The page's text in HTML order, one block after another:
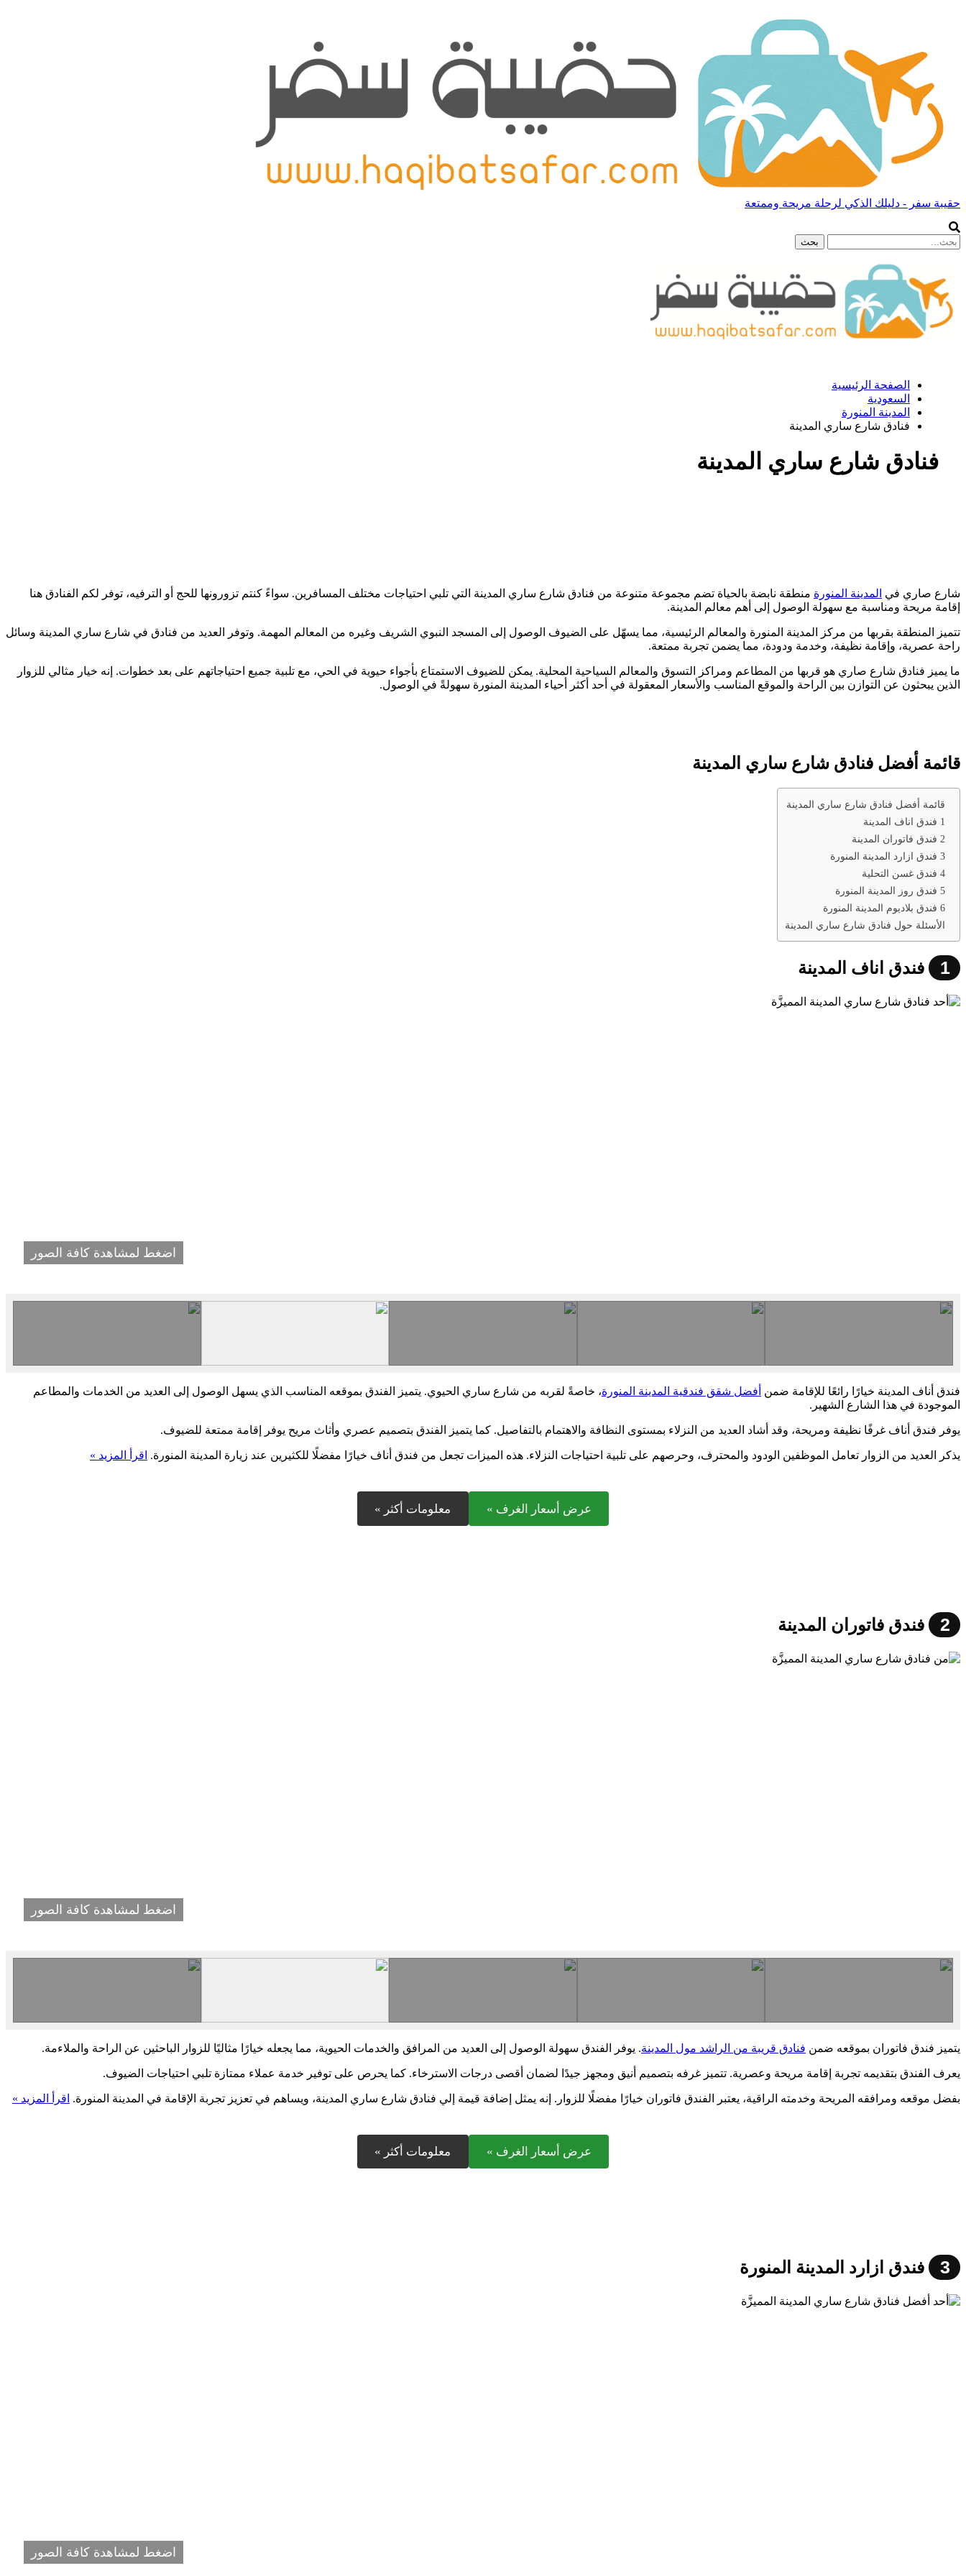
حقيبة سفر - دليلك الذكي لرحلة مريحة وممتعة
الصفحة الرئيسية
السعودية
المدينة المنورة
فنادق شارع ساري المدينة
فنادق شارع ساري المدينة
شارع صاري في المدينة المنورة منطقة نابضة بالحياة تضم مجموعة متنوعة من فنادق شارع ساري المدينة التي تلبي احتياجات مختلف المسافرين. سواءً كنتم تزورونها للحج أو الترفيه، توفر لكم الفنادق هنا
إقامة مريحة ومناسبة مع سهولة الوصول إلى أهم معالم المدينة.
تتميز المنطقة بقربها من مركز المدينة المنورة والمعالم الرئيسية، مما يسهّل على الضيوف الوصول إلى المسجد النبوي الشريف وغيره من المعالم المهمة. وتوفر العديد من فنادق في شارع ساري المدينة وسائل
راحة عصرية، وإقامة نظيفة، وخدمة ودودة، مما يضمن تجربة ممتعة.
ما يميز فنادق شارع صاري هو قربها من المطاعم ومراكز التسوق والمعالم السياحية المحلية. يمكن للضيوف الاستمتاع بأجواء حيوية في الحي، مع تلبية جميع احتياجاتهم على بعد خطوات. إنه خيار مثالي للزوار
الذين يبحثون عن التوازن بين الراحة والموقع المناسب والأسعار المعقولة في أحد أكثر أحياء المدينة المنورة سهولةً في الوصول.
قائمة أفضل فنادق شارع ساري المدينة
قائمة أفضل فنادق شارع ساري المدينة
1 فندق اناف المدينة
2 فندق فاتوران المدينة
3 فندق ازارد المدينة المنورة
4 فندق غسن التحلية
5 فندق روز المدينة المنورة
6 فندق بلاديوم المدينة المنورة
الأسئلة حول فنادق شارع ساري المدينة
1 فندق اناف المدينة
اضغط لمشاهدة كافة الصور
فندق أناف المدينة خيارًا رائعًا للإقامة ضمن أفضل شقق فندقية المدينة المنورة، خاصةً لقربه من شارع ساري الحيوي. يتميز الفندق بموقعه المناسب الذي يسهل الوصول إلى العديد من الخدمات والمطاعم
الموجودة في هذا الشارع الشهير.
يوفر فندق أناف غرفًا نظيفة ومريحة، وقد أشاد العديد من النزلاء بمستوى النظافة والاهتمام بالتفاصيل. كما يتميز الفندق بتصميم عصري وأثاث مريح يوفر إقامة ممتعة للضيوف.
يذكر العديد من الزوار تعامل الموظفين الودود والمحترف، وحرصهم على تلبية احتياجات النزلاء. هذه الميزات تجعل من فندق أناف خيارًا مفضلًا للكثيرين عند زيارة المدينة المنورة. اقرأ المزيد »
عرض أسعار الغرف » معلومات أكثر »
2 فندق فاتوران المدينة
اضغط لمشاهدة كافة الصور
يتميز فندق فاتوران بموقعه ضمن فنادق قريبة من الراشد مول المدينة. يوفر الفندق سهولة الوصول إلى العديد من المرافق والخدمات الحيوية، مما يجعله خيارًا مثاليًا للزوار الباحثين عن الراحة والملاءمة.
يعرف الفندق بتقديمه تجربة إقامة مريحة وعصرية. تتميز غرفه بتصميم أنيق ومجهز جيدًا لضمان أقصى درجات الاسترخاء. كما يحرص على توفير خدمة عملاء ممتازة تلبي احتياجات الضيوف.
بفضل موقعه ومرافقه المريحة وخدمته الراقية، يعتبر الفندق فاتوران خيارًا مفضلًا للزوار. إنه يمثل إضافة قيمة إلي فنادق شارع ساري المدينة، ويساهم في تعزيز تجربة الإقامة في المدينة المنورة. اقرأ المزيد »
عرض أسعار الغرف » معلومات أكثر »
3 فندق ازارد المدينة المنورة
اضغط لمشاهدة كافة الصور